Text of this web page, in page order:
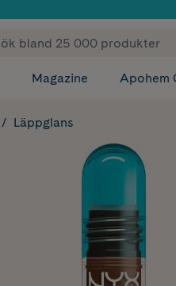
✓ Fri
Magazine Apohem
Läppglans